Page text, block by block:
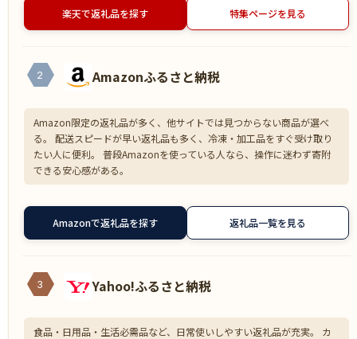
楽天で返礼品を探す 特集ページを見る
2 Amazonふるさと納税
Amazon限定の返礼品が多く、他サイトでは見つからない商品が選べ
る。 配送スピードが早い返礼品も多く、冷凍・加工品をすぐ受け取り
たい人に便利。 普段Amazonを使っている人なら、操作に迷わず寄附
できる安心感がある。
Amazonで返礼品を探す 返礼品一覧を見る
3 Yahoo!ふるさと納税
食品・日用品・生活必需品など、日常使いしやすい返礼品が充実。 カ